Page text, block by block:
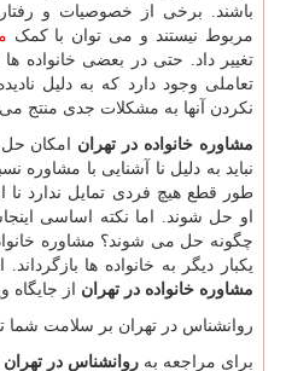
باشند. برخی از خصوصیات و
مربوط نیستند و می توان با کمک
تغییر داد. حتی در بعضی خانواده
تعاملی وجود دارد که به دلیل
نکردن آنها به مشکلات جدی منتج
مشاوره خانواده در تهران امکان
نباید به دلیل نا آشنایی با مشاوره
طور قطع هیچ فردی تمایل ندارد
او حل شوند. اما نکته اساسی
چگونه حل می شوند؟ مشاوره
یکبار دیگر به خانواده ها
مشاوره خانواده در تهران از جایگاه
روانشناس در تهران بر سلامت شما
برای مراجعه به روانشناس در تهران